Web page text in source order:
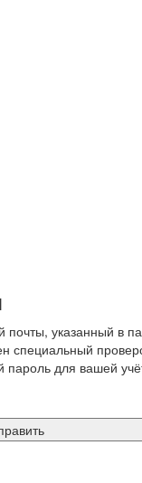
почты, указанный в
специальный
пароль для вашей